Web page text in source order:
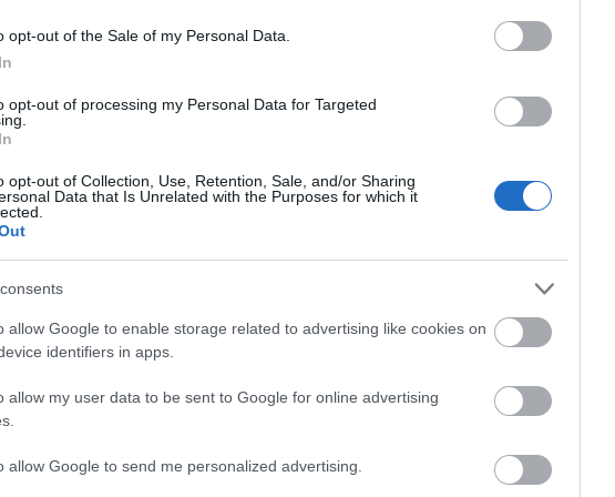
opt-out of the Sale of my Personal Data.
opt-out of processing my Personal Data for Targeted
opt-out of Collection, Use, Retention, Sale, and/or Sharing
Data that Is Unrelated with the Purposes for which it
allow Google to enable storage related to advertising like cookies on
identifiers in apps.
allow my user data to be sent to Google for online advertising
allow Google to send me personalized advertising.
Lengyel Barátság Napja március 23., három
jegyében telik a március, és az ebben a
AZ EMBERSÉG
TETTE…” –